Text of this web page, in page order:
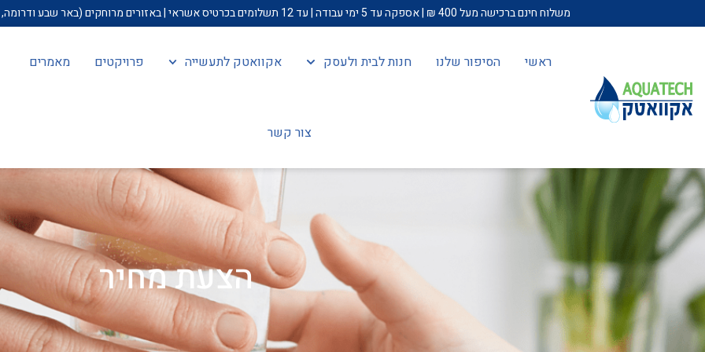
משלוח חינם ברכישה מעל 400 ₪ | אספקה עד 5 ימי עבודה | עד 12 תשלומים בכרטיס אשראי | באזורים מרוחקים (באר שבע ודרומה, חיפה וצפונה) תחול תוספת של 100 ש"ח להתקנה.
ראשי הסיפור שלנו חנות לבית ולעסק אקוואטק לתעשייה פרויקטים מאמרים
צור קשר
הצעת מחיר